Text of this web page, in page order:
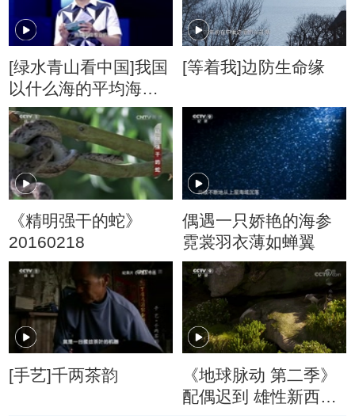
[绿水青山看中国]我国
以什么海的平均海平
面作为零海拔？
[等着我]边防生命缘
《精明强干的蛇》
20160218
偶遇一只娇艳的海参
霓裳羽衣薄如蝉翼
[手艺]千两茶韵
《地球脉动 第二季》
配偶迟到 雄性新西兰